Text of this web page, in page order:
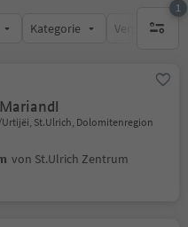
Kategorie
1
1
Urtijëi, St.Ulrich, Dolomitenregion
von St.Ulrich Zentrum